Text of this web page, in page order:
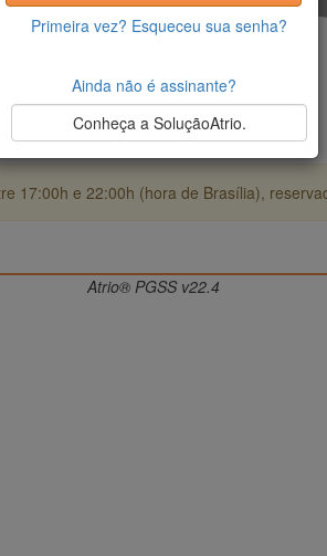
17:00h e 22:00h (hora de Brasília),
Primeira vez? Esqueceu sua senha?
Ainda não é assinante?
Conheça a SoluçãoAtrio.
Atrio® PGSS v22.4